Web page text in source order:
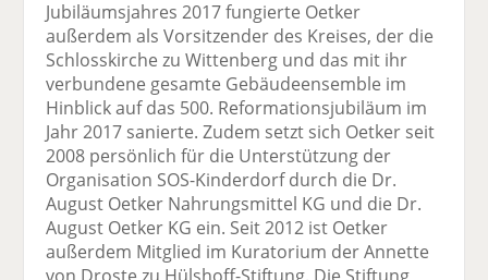
Jubiläumsjahres 2017 fungierte Oetker
außerdem als Vorsitzender des Kreises, der die
Schlosskirche zu Wittenberg und das mit ihr
verbundene gesamte Gebäudeensemble im
Hinblick auf das 500. Reformationsjubiläum im
Jahr 2017 sanierte. Zudem setzt sich Oetker seit
2008 persönlich für die Unterstützung der
Organisation SOS-Kinderdorf durch die Dr.
August Oetker Nahrungsmittel KG und die Dr.
August Oetker KG ein. Seit 2012 ist Oetker
außerdem Mitglied im Kuratorium der Annette